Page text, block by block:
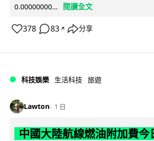
0.00000000...
閱讀全文
378 83 ↗ 分享
科技娛樂 生活科技 旅遊
Lawton 1 日
中國大陸航線燃油附加費今